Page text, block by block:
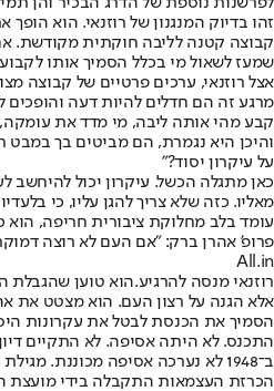
זהו בדיוק המנגנון של רוזנאי. הוא
קבוצה קטנה לליבה חוקתית מקודשת.
שמעז לשאול מי בכלל הסמיך אותו
אצל רוזנאי, ערכים פרטיים של קבוצה
מרגע זה הם חדלים להיות דעה והופכים
קבע מהי אותה ליבה, מי מדד את
והיכן היא נגמרת, הם מביטים בך במבט
על עיקרון יסוד?"
כאן מתגלה הכשל. עיקרון יכול להיחשב
מאליו. כזה שלא צריך להגן עליו, כי
עומד בלב מחלוקת ציבורית חריפה, הוא
פרופ' אהרן ברק: "אם העם לא רוצה
All.in
רוזנאי מנסה להרגיע.הוא טוען שהגבלת
אלא הגנה על רצון העם. הוא מצטט את
הסמיך את הכנסת לבטל את עקרונות
התכנס. לא היתה אסיפה. לא התקיים
ב־1948 לא נערכה אסיפה מכוננת.